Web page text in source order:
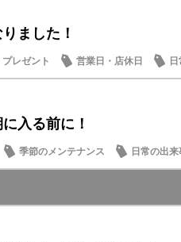
ました！
レゼント 営業日・店休日
入る前に！
季節のメンテナンス 日常の出来